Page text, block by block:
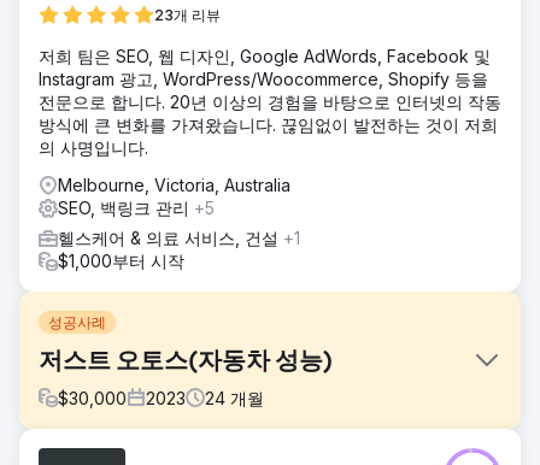
23개 리뷰
저희 팀은 SEO, 웹 디자인, Google AdWords, Facebook 및
Instagram 광고, WordPress/Woocommerce, Shopify 등을
전문으로 합니다. 20년 이상의 경험을 바탕으로 인터넷의 작동
방식에 큰 변화를 가져왔습니다. 끊임없이 발전하는 것이 저희
의 사명입니다.
Melbourne, Victoria, Australia
SEO, 백링크 관리 +5
헬스케어 & 의료 서비스, 건설 +1
$1,000부터 시작
성공사례
저스트 오토스(자동차 성능)
$30,000 2023 24 개월